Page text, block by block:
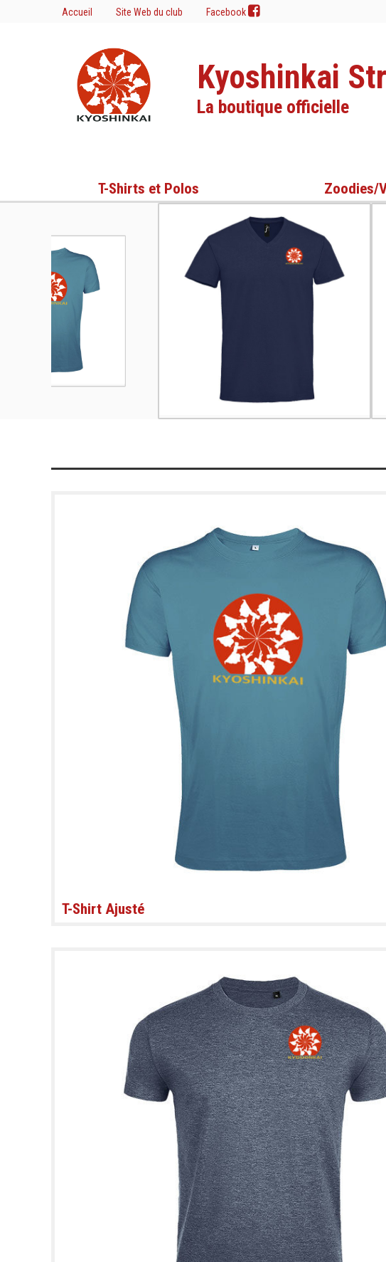
Accueil Site Web du club Facebook
Kyoshinkai
La boutique officielle
T-Shirts et Polos Zoodies/
T-Shirt Ajusté